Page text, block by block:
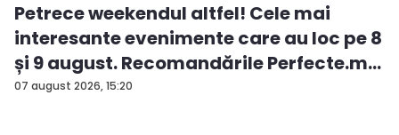
07 august 2026, 15:20
Petrece weekendul altfel! Cele mai
interesante evenimente care au loc pe 8
și 9 august. Recomandările Perfecte.m...